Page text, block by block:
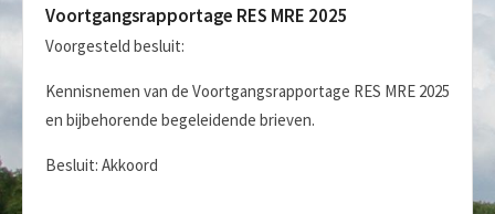
Voortgangsrapportage RES MRE 2025
Voorgesteld besluit:
Kennisnemen van de Voortgangsrapportage RES MRE 2025
en bijbehorende begeleidende brieven.
Besluit: Akkoord